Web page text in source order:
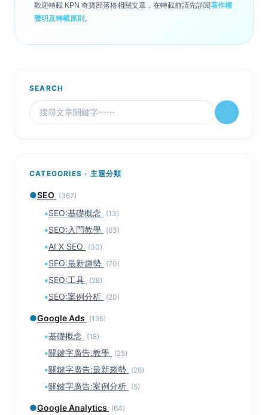
歡迎轉載 KPN 奇寶部落格相關文章，在轉載前請先詳閱著作權
聲明及轉載原則 。
SEARCH
CATEGORIES · 主題分類
●SEO (367)
▪SEO:基礎概念 (13)
▪SEO:入門教學 (63)
▪AI X SEO (30)
▪SEO:最新趨勢 (70)
▪SEO:工具 (28)
▪SEO:案例分析 (20)
●Google Ads (196)
▪基礎概念 (18)
▪關鍵字廣告:教學 (25)
▪關鍵字廣告:最新趨勢 (26)
▪關鍵字廣告:案例分析 (5)
●Google Analytics (64)